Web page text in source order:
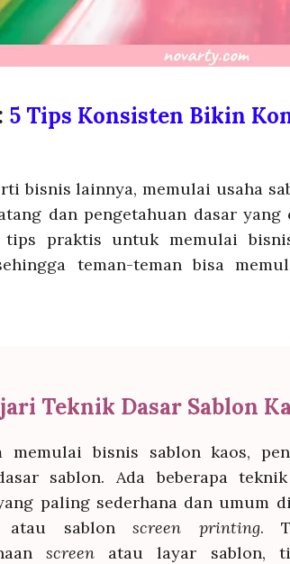
5 Tips Konsisten Bikin
bisnis lainnya, memulai usaha
dan pengetahuan dasar
tips praktis untuk memulai
teman-teman bisa
Teknik Dasar Sablon
memulai bisnis sablon kaos,
sablon. Ada beberapa
paling sederhana dan umum
atau sablonscreen printing.
screen atau layar sablon,